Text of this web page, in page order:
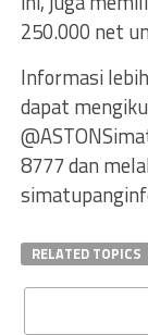
250.000 net
Informasi
dapat
8777 dan
RELATED TOPICS